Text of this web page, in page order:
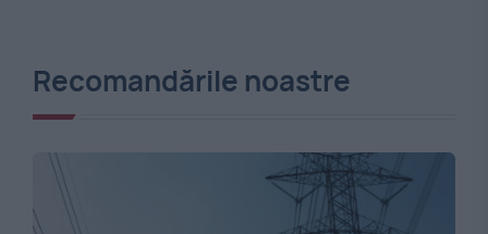
Recomandările noastre